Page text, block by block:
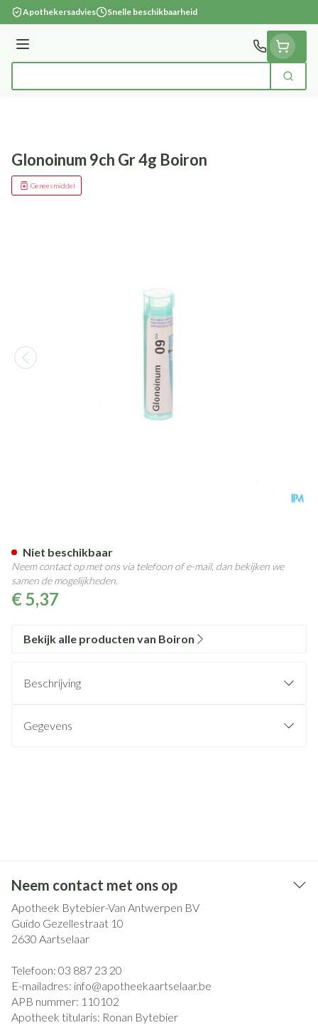
Ga naar de inhoud
Apothekersadvies Snelle beschikbaarheid
Menu
Zoek
Glonoinum 9ch Gr 4g Boiron
Geneesmiddel
€ 5,37
Niet beschikbaar
Neem contact op met ons via telefoon of e-mail, dan bekijken we
samen de mogelijkheden.
Bekijk alle producten van Boiron
Beschrijving
Gegevens
Neem contact met ons op
Apotheek Bytebier-Van Antwerpen BV
Guido Gezellestraat 10
2630 Aartselaar
Telefoon: 03 887 23 20
E-mailadres: info@apotheekaartselaar.be
APB nummer: 110102
Apotheek titularis: Ronan Bytebier